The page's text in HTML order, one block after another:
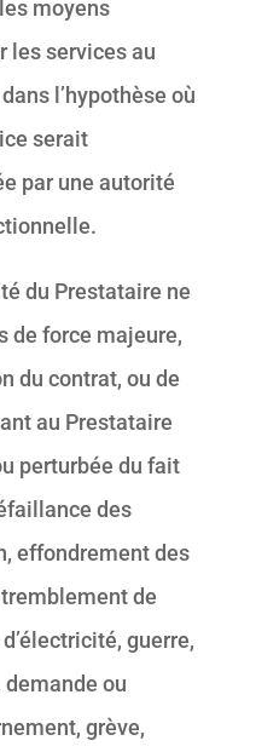
moyens
les services au
l’hypothèse où
serait
par une autorité
du Prestataire ne
de force majeure,
du contrat, ou de
au Prestataire
perturbée du fait
des
effondrement des
de
guerre,
ou
grève,